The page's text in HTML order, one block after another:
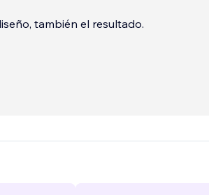
también el resultado.
esenciales para el éxito digital: